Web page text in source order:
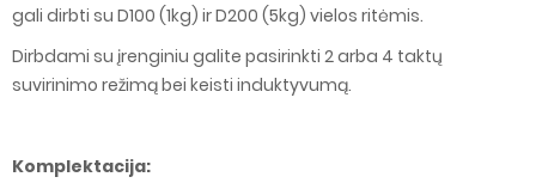
gali dirbti su D100 (1kg) ir D200 (5kg) vielos ritėmis.
Dirbdami su įrenginiu galite pasirinkti 2 arba 4 taktų
suvirinimo režimą bei keisti induktyvumą.
Komplektacija: